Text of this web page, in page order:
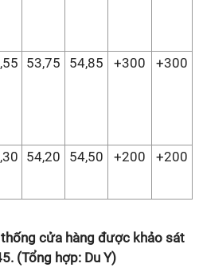
53,75 54,85 +300 +300
54,20 54,50 +200 +200
cửa hàng được khảo sát
(Tổng hợp: Du Y)